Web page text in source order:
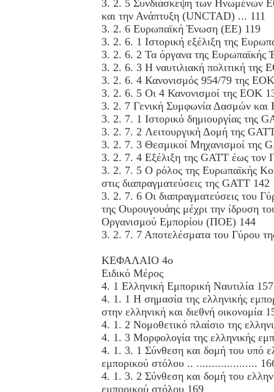
3. 2. 5 Συνδιάσκεψη των Ηνωμένων
και την Ανάπτυξη (UNCTAD) ... 111
3. 2. 6 Ευρωπαϊκή Ένωση (ΕΕ) 119
3. 2. 6. 1 Ιστορική εξέλιξη της
3. 2. 6. 2 Τα όργανα της Ευρωπαϊκής
3. 2. 6. 3 Η ναυτιλιακή πολιτική
3. 2. 6. 4 Κανονισμός 954/79 της
3. 2. 6. 5 Οι 4 Κανονισμοί της ΕΟΚ
3. 2. 7 Γενική Συμφωνία Δασμών και
3. 2. 7. 1 Ιστορικό δημιουργίας της
3. 2. 7. 2 Λειτουργική Δομή της
3. 2. 7. 3 Θεσμικοί Μηχανισμοί της
3. 2. 7. 4 Εξέλιξη της GATT έως τον
3. 2. 7. 5 Ο ρόλος της Ευρωπαϊκής
στις διαπραγματεύσεις της GATT 142
3. 2. 7. 6 Οι διαπραγματεύσεις του
της Ουρουγουάης μέχρι την ίδρυση
Οργανισμού Εμπορίου (ΠΟΕ) 144
3. 2. 7. 7 Αποτελέσματα του Γύρου
ΚΕΦΑΛΑΙΟ 4ο
Ειδικό Μέρος
4. 1 Ελληνική Εμπορική Ναυτιλία 157
4. 1. 1 Η σημασία της ελληνικής
στην ελληνική και διεθνή οικονομία
4. 1. 2 Νομοθετικό πλαίσιο της
4. 1. 3 Μορφολογία της ελληνικής
4. 1. 3. 1 Σύνθεση και δομή του υπό
εμπορικού στόλου .. ....................
4. 1. 3. 2 Σύνθεση και δομή του
εμπορικού στόλου 169